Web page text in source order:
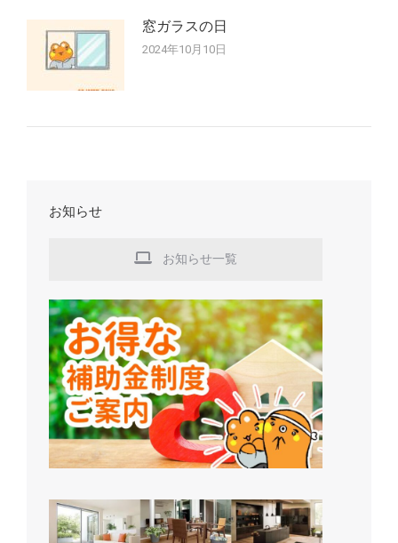
窓ガラスの日
2024年10月10日
お知らせ
お知らせ一覧